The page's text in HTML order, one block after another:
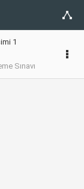
1
Sınavı